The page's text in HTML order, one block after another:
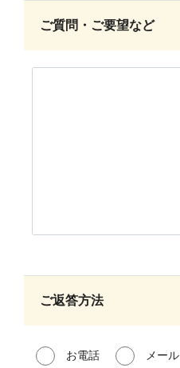
ご質問・ご要望など
ご返答方法
お電話 メール